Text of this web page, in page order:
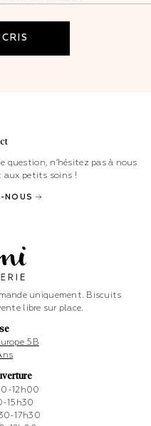
uniquement. Biscuits
libre sur place.
5B
12h00
15h30
17h30
question, n’hésitez pas à nous
aux petits soins !
NOUS